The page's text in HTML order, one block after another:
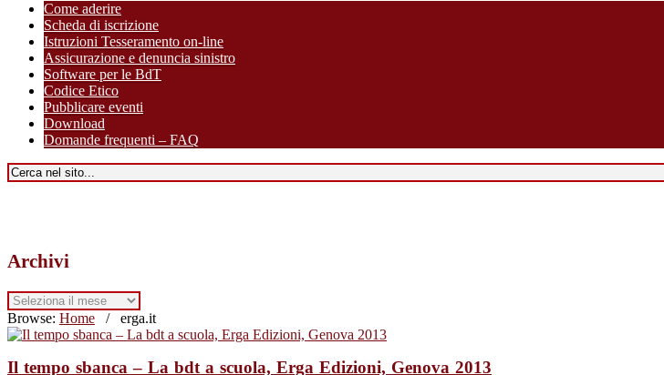
Come aderire
Scheda di iscrizione
Istruzioni Tesseramento on-line
Assicurazione e denuncia sinistro
Software per le BdT
Codice Etico
Pubblicare eventi
Download
Domande frequenti – FAQ
Archivi
Archivi
Browse: Home / erga.it
Il tempo sbanca – La bdt a scuola, Erga Edizioni, Genova 2013